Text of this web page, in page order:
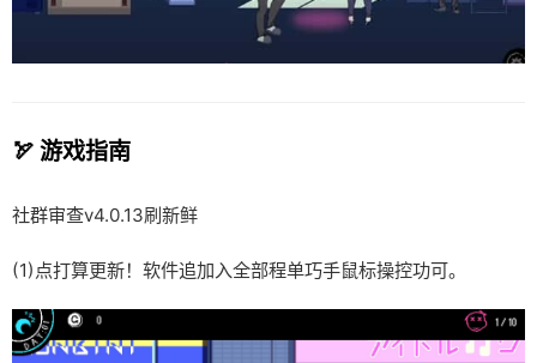
🏹 游戏指南
社群审查v4.0.13刷新鲜
(1)点打算更新！软件追加入全部程单巧手鼠标操控功可。